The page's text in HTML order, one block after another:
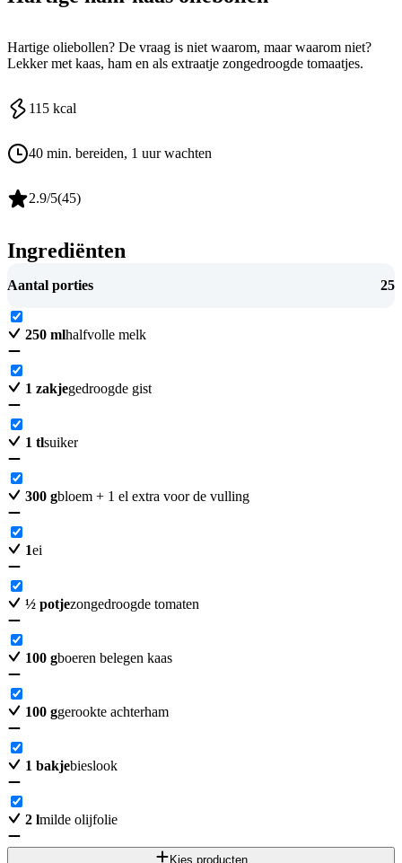
Hartige oliebollen? De vraag is niet waarom, maar waarom niet?
Lekker met kaas, ham en als extraatje zongedroogde tomaatjes.
115 kcal
40 min. bereiden, 1 uur wachten
2.9/5(45)
Ingrediënten
Aantal porties 25
250 mlhalfvolle melk
1 zakjegedroogde gist
1 tlsuiker
300 gbloem + 1 el extra voor de vulling
1ei
½ potjezongedroogde tomaten
100 gboeren belegen kaas
100 ggerookte achterham
1 bakjebieslook
2 lmilde olijfolie
Kies producten